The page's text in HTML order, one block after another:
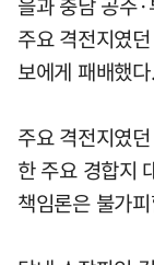
주요 격전지였
보에게 패배했다.
주요 격전지였
한 주요 경합지
책임론은 불가